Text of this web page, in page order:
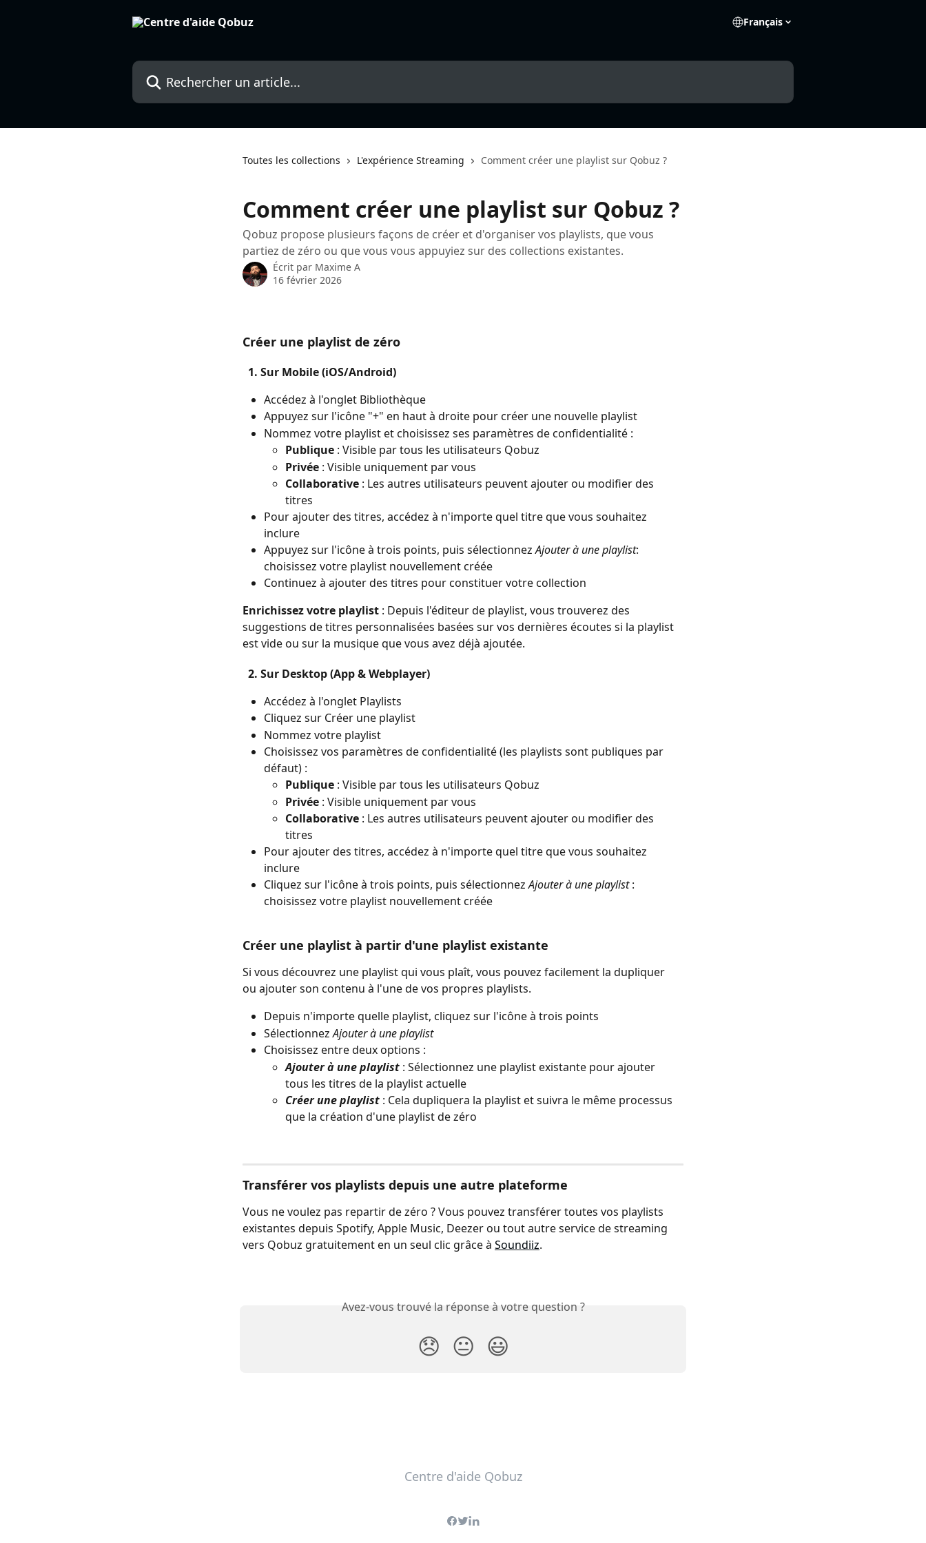
Français
Rechercher un article...
Toutes les collections L'expérience Streaming Comment créer une playlist sur Qobuz ?
Comment créer une playlist sur Qobuz ?
Qobuz propose plusieurs façons de créer et d'organiser vos playlists, que vous
partiez de zéro ou que vous vous appuyiez sur des collections existantes.
Écrit par Maxime A
16 février 2026
Créer une playlist de zéro
  1. Sur Mobile (iOS/Android)
Accédez à l'onglet Bibliothèque
Appuyez sur l'icône "+" en haut à droite pour créer une nouvelle playlist
Nommez votre playlist et choisissez ses paramètres de confidentialité :
Publique : Visible par tous les utilisateurs Qobuz
Privée : Visible uniquement par vous
Collaborative : Les autres utilisateurs peuvent ajouter ou modifier des
titres
Pour ajouter des titres, accédez à n'importe quel titre que vous souhaitez
inclure
Appuyez sur l'icône à trois points, puis sélectionnez Ajouter à une playlist:
choisissez votre playlist nouvellement créée
Continuez à ajouter des titres pour constituer votre collection
Enrichissez votre playlist : Depuis l'éditeur de playlist, vous trouverez des
suggestions de titres personnalisées basées sur vos dernières écoutes si la playlist
est vide ou sur la musique que vous avez déjà ajoutée.
  2. Sur Desktop (App & Webplayer)
Accédez à l'onglet Playlists
Cliquez sur Créer une playlist
Nommez votre playlist
Choisissez vos paramètres de confidentialité (les playlists sont publiques par
défaut) :
Publique : Visible par tous les utilisateurs Qobuz
Privée : Visible uniquement par vous
Collaborative : Les autres utilisateurs peuvent ajouter ou modifier des
titres
Pour ajouter des titres, accédez à n'importe quel titre que vous souhaitez
inclure
Cliquez sur l'icône à trois points, puis sélectionnez Ajouter à une playlist :
choisissez votre playlist nouvellement créée
Créer une playlist à partir d'une playlist existante
Si vous découvrez une playlist qui vous plaît, vous pouvez facilement la dupliquer
ou ajouter son contenu à l'une de vos propres playlists.
Depuis n'importe quelle playlist, cliquez sur l'icône à trois points
Sélectionnez Ajouter à une playlist
Choisissez entre deux options :
Ajouter à une playlist : Sélectionnez une playlist existante pour ajouter
tous les titres de la playlist actuelle
Créer une playlist : Cela dupliquera la playlist et suivra le même processus
que la création d'une playlist de zéro
Transférer vos playlists depuis une autre plateforme
Vous ne voulez pas repartir de zéro ? Vous pouvez transférer toutes vos playlists
existantes depuis Spotify, Apple Music, Deezer ou tout autre service de streaming
vers Qobuz gratuitement en un seul clic grâce à Soundiiz.
Avez-vous trouvé la réponse à votre question ?
😞 😐 😃
Centre d'aide Qobuz